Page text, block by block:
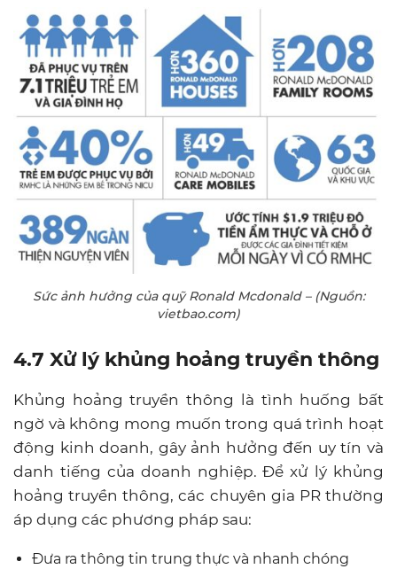
Sức ảnh hưởng của quỹ Ronald Mcdonald – (Nguồn:
vietbao.com)
4.7 Xử lý khủng hoảng truyền thông
Khủng hoảng truyền thông là tình huống bất
ngờ và không mong muốn trong quá trình hoạt
động kinh doanh, gây ảnh hưởng đến uy tín và
danh tiếng của doanh nghiệp. Để xử lý khủng
hoảng truyền thông, các chuyên gia PR thường
áp dụng các phương pháp sau:
Đưa ra thông tin trung thực và nhanh chóng